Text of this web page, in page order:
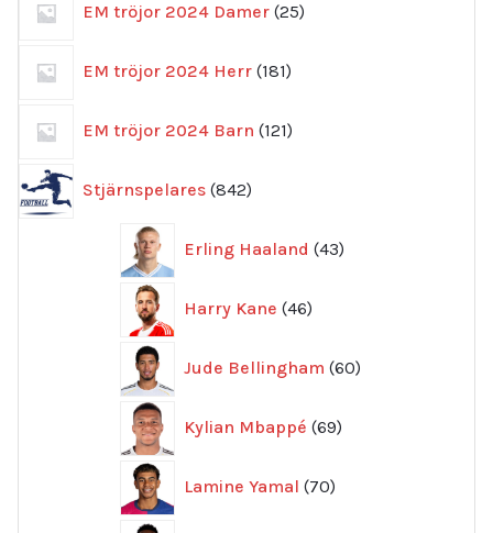
EM tröjor 2024 Damer 25
produkter
EM tröjor 2024 Herr 181
produkter
EM tröjor 2024 Barn 121
produkter
Stjärnspelares 842
produkter
Erling Haaland 43
produkter
Harry Kane 46
produkter
Jude Bellingham 60
produkter
Kylian Mbappé 69
produkter
Lamine Yamal 70
produkter